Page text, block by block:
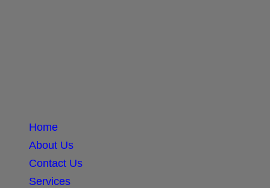
Home
About Us
Contact Us
Services